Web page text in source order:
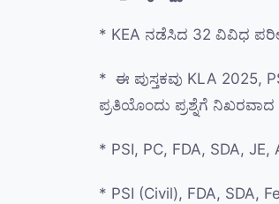
* KEA ನಡೆಸಿದ 32 ವಿವಿಧ
* ಈ ಪುಸ್ತಕವು KLA 2025,
ಪ್ರತಿಯೊಂದು ಪ್ರಶ್ನೆಗೆ
* PSI, PC, FDA, SDA,
* PSI (Civil), FDA, SDA,